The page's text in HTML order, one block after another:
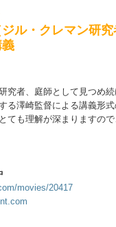
ル・クレマン研究
究者、庭師として見つめ
る澤崎監督による講義形
ても理解が深まりますの
movies/20417